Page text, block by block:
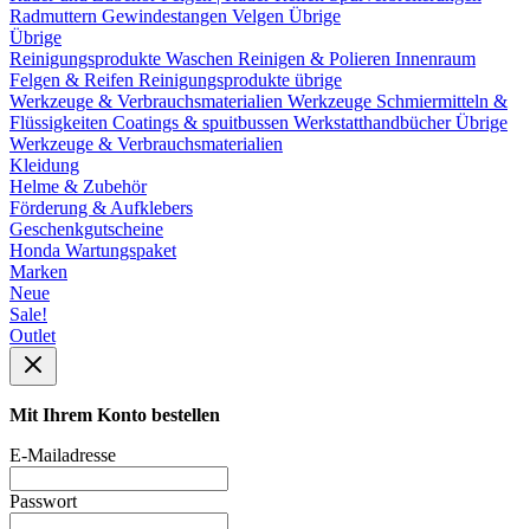
Radmuttern Gewindestangen Velgen Übrige
Übrige
Reinigungsprodukte Waschen Reinigen & Polieren Innenraum
Felgen & Reifen Reinigungsprodukte übrige
Werkzeuge & Verbrauchsmaterialien Werkzeuge Schmiermitteln &
Flüssigkeiten Coatings & spuitbussen WerkstatthandbücherÜbrige
Werkzeuge & Verbrauchsmaterialien
Kleidung
Helme & Zubehör
Förderung & Aufklebers
Geschenkgutscheine
Honda Wartungspaket
Marken
Neue
Sale!
Outlet
Mit Ihrem Konto bestellen
E-Mailadresse
Passwort